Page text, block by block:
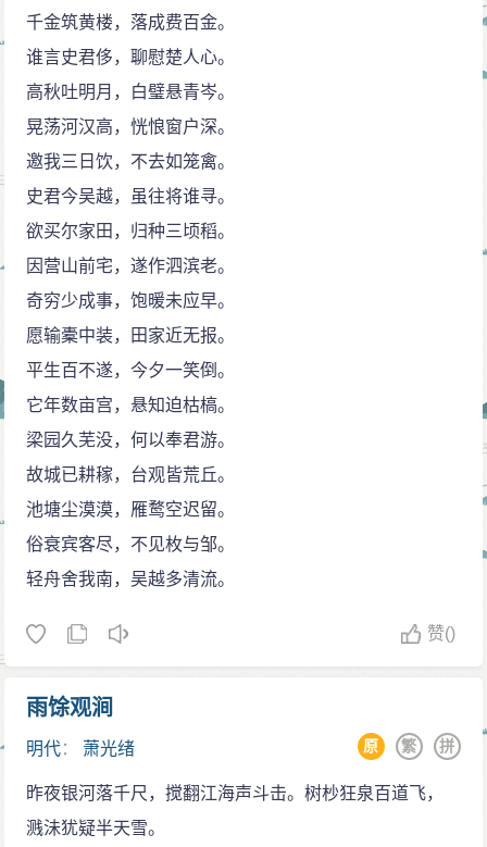
残，故其舞也参差不齐，然而仍舞之不已。舞之一字执
著有力，苍凉中寓含悲壮，悲壮中透露苍凉。“残柳参差
舞”这一自然意象，实际上是南宋衰世的象征，隐然包含
着虽已残破仍不甘灭亡的意味。这与李商隐《登乐游
原》“夕阳无限好，只是近黄昏”，象征唐朝国运的不可挽
回有同工之妙。而其作为自然意象之本身，则又补足“今
何许”一大反诘之自然意蕴。结笔之意境，实为南宋国运
之写照。返观数峰清苦二句，其意蕴正为结尾之伏笔。
在此九年之前，辛稼轩作《摸鱼儿》，结云：“休去倚危
栏，斜阳正在烟柳断肠处。”乃是同一意境。白石本词用
舞字结穴，蕴含无限苍凉悲壮。
善于提空描写，从虚处着笔，是白石词的一大特
点。此词将身世之感、家国之恨融为一片，乃南宋爱国
词中无价瑰宝。而身世家国皆以自然意象出之，自然意
象在词中占优势，又将自然、人生、历史（尚友天随与
怀古）、时代打成一片，融为一体。
尤其“今何许”之一大反诘，其意义虽着重于今，但其
时代所提出之一哲学反思。全词意境遂亦提升至于哲理
世”，《登幽州台歌》“前不见古人，后不见来者”。这首词
无限感慨，全在虚处，正是“意愈切而词愈微”，这种写
法，易形成自我抒写之形象与所写之意象间接开距离，
造成朦胧之美感。此词声情之配合亦极精妙。上片首句
千金筑黄楼，落成费百金。
谁言史君侈，聊慰楚人心。
高秋吐明月，白璧悬青岑。
晃荡河汉高，恍悢窗户深。
邀我三日饮，不去如笼禽。
史君今吴越，虽往将谁寻。
欲买尔家田，归种三顷稻。
因营山前宅，遂作泗滨老。
奇穷少成事，饱暖未应早。
愿输橐中装，田家近无报。
平生百不遂，今夕一笑倒。
它年数亩宫，悬知迫枯槁。
梁园久芜没，何以奉君游。
故城已耕稼，台观皆荒丘。
池塘尘漠漠，雁鹜空迟留。
俗衰宾客尽，不见枚与邹。
轻舟舍我南，吴越多清流。
赞()
雨馀观涧
明代： 萧光绪 拼
繁
原
昨夜银河落千尺，搅翻江海声斗击。树杪狂泉百道飞，
溅沬犹疑半天雪。